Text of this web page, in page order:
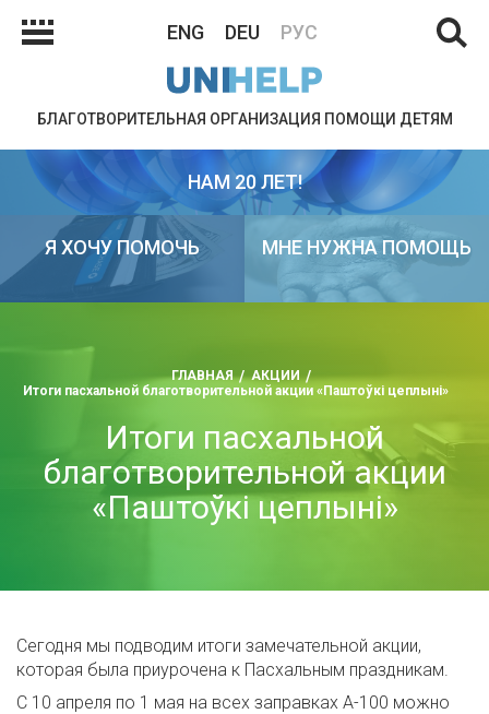
ENG DEU РУС
БЛАГОТВОРИТЕЛЬНАЯ ОРГАНИЗАЦИЯ ПОМОЩИ ДЕТЯМ
НАМ 20 ЛЕТ!
Я ХОЧУ ПОМОЧЬ МНЕ НУЖНА ПОМОЩЬ
ГЛАВНАЯ
АКЦИИ
Итоги пасхальной благотворительной акции «Паштоўкі цеплыні»
Итоги пасхальной
благотворительной акции
«Паштоўкі цеплыні»
Сегодня мы подводим итоги замечательной акции,
которая была приурочена к Пасхальным праздникам.
С 10 апреля по 1 мая на всех заправках А-100 можно